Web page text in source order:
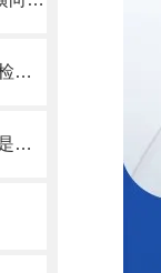
高智能全项目多通道食品安全综合检测仪器-全项目食品安全检测仪器
全项目食品安全检测仪是鉴别食物是否安全的关键仪器